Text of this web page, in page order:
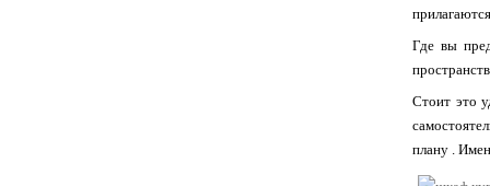
Где вы
Стоит это
плану .